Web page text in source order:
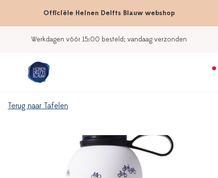
Officiële Heinen Delfts Blauw webshop
Werkdagen vóór 15:00 besteld; vandaag verzonden
Terug naar Tafelen